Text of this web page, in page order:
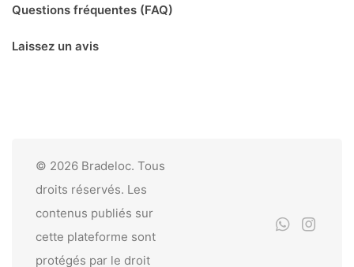
Questions fréquentes (FAQ)
Laissez un avis
© 2026 Bradeloc. Tous
droits réservés. Les
contenus publiés sur
cette plateforme sont
protégés par le droit